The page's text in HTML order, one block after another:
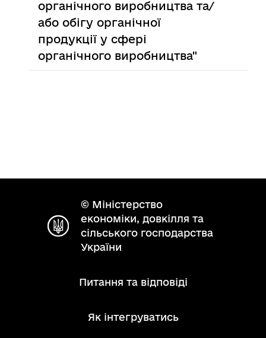
органічного виробництва та/
або обігу органічної
продукції у сфері
органічного виробництва"
© Міністерство
економіки, довкілля та
сільського господарства
України
Питання та відповіді
Як інтегруватись